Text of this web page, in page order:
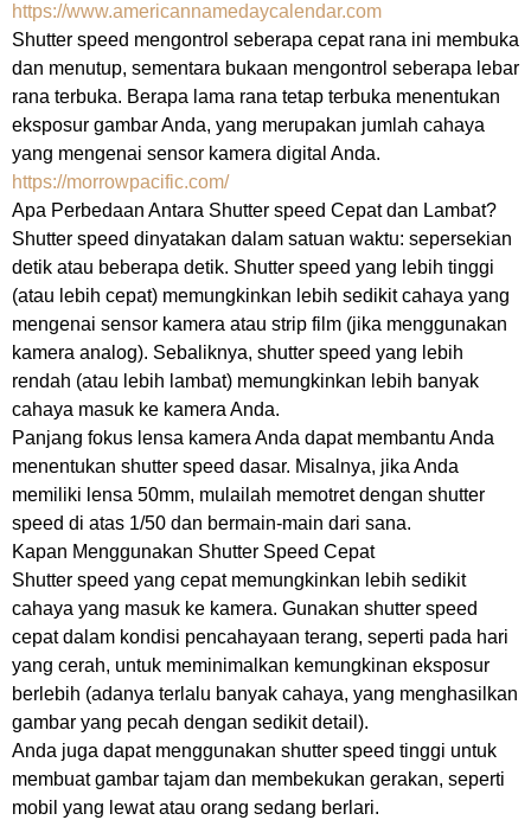
https://www.americannamedaycalendar.com
Shutter speed mengontrol seberapa cepat rana ini membuka
dan menutup, sementara bukaan mengontrol seberapa lebar
rana terbuka. Berapa lama rana tetap terbuka menentukan
eksposur gambar Anda, yang merupakan jumlah cahaya
yang mengenai sensor kamera digital Anda.
https://morrowpacific.com/
Apa Perbedaan Antara Shutter speed Cepat dan Lambat?
Shutter speed dinyatakan dalam satuan waktu: sepersekian
detik atau beberapa detik. Shutter speed yang lebih tinggi
(atau lebih cepat) memungkinkan lebih sedikit cahaya yang
mengenai sensor kamera atau strip film (jika menggunakan
kamera analog). Sebaliknya, shutter speed yang lebih
rendah (atau lebih lambat) memungkinkan lebih banyak
cahaya masuk ke kamera Anda.
Panjang fokus lensa kamera Anda dapat membantu Anda
menentukan shutter speed dasar. Misalnya, jika Anda
memiliki lensa 50mm, mulailah memotret dengan shutter
speed di atas 1/50 dan bermain-main dari sana.
Kapan Menggunakan Shutter Speed Cepat
Shutter speed yang cepat memungkinkan lebih sedikit
cahaya yang masuk ke kamera. Gunakan shutter speed
cepat dalam kondisi pencahayaan terang, seperti pada hari
yang cerah, untuk meminimalkan kemungkinan eksposur
berlebih (adanya terlalu banyak cahaya, yang menghasilkan
gambar yang pecah dengan sedikit detail).
Anda juga dapat menggunakan shutter speed tinggi untuk
membuat gambar tajam dan membekukan gerakan, seperti
mobil yang lewat atau orang sedang berlari.